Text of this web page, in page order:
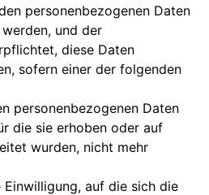
personenbezogenen Daten
und der
diese Daten
sofern einer der folgenden
personenbezogenen Daten
die sie erhoben oder auf
wurden, nicht mehr
auf die sich die